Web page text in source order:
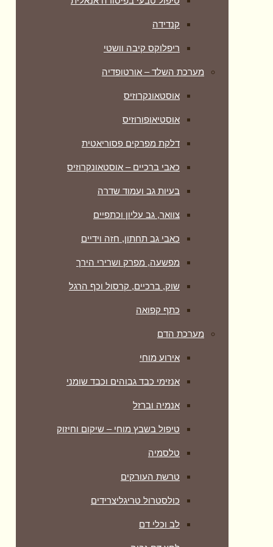
קנדידה
ריפלוקס קיבה וושטי
מערכת השלד – אורטופדיה
אוסטאונקרוזיס
אוסטיאופורוזיס
דלקת מפרקים פסוריאטית
כאבי ברכיים – אוסטאונקרוזיס
בעיות גב ועמוד שדרה
צוואר, גב עליון וכתפיים
כאבי גב תחתון, חזה וידיים
מפשעה, מפרק ושרירי הירך
שוק, ברכיים, קרסול וכף הרגל
כתף קפואה
מערכת הדם
אירוע מוחי
אנזימי כבד גבוהים וכבד שומני
אנמיה וברזל
טיפול בשבץ מוחי – שיקום וחיזוק
טלסמיה
טרשת העורקים
כולסטרול טריגליצרידים
לב וכלי דם